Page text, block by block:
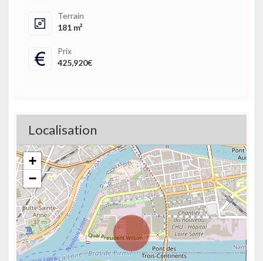
Terrain
181 m²
Prix
425,920€
Localisation
+
−